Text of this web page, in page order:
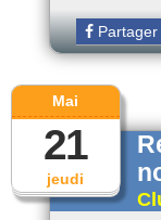
Partager
jeudi
Mai
21